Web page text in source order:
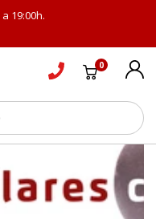
19:00h.
0